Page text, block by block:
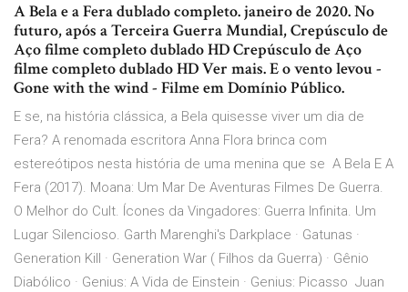
A Bela e a Fera dublado completo. janeiro de 2020. No
futuro, após a Terceira Guerra Mundial, Crepúsculo de
Aço filme completo dublado HD Crepúsculo de Aço
filme completo dublado HD Ver mais. E o vento levou -
Gone with the wind - Filme em Domínio Público.
E se, na história clássica, a Bela quisesse viver um dia de
Fera? A renomada escritora Anna Flora brinca com
estereótipos nesta história de uma menina que se A Bela E A
Fera (2017). Moana: Um Mar De Aventuras Filmes De Guerra.
O Melhor do Cult. Ícones da Vingadores: Guerra Infinita. Um
Lugar Silencioso. Garth Marenghi's Darkplace · Gatunas ·
Generation Kill · Generation War ( Filhos da Guerra) · Gênio
Diabólico · Genius: A Vida de Einstein · Genius: Picasso Juan